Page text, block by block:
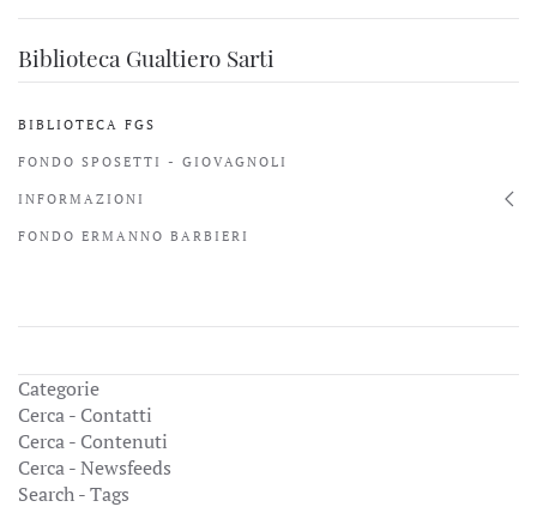
Biblioteca Gualtiero Sarti
BIBLIOTECA FGS
FONDO SPOSETTI - GIOVAGNOLI
INFORMAZIONI
FONDO ERMANNO BARBIERI
Categorie
Cerca - Contatti
Cerca - Contenuti
Cerca - Newsfeeds
Search - Tags